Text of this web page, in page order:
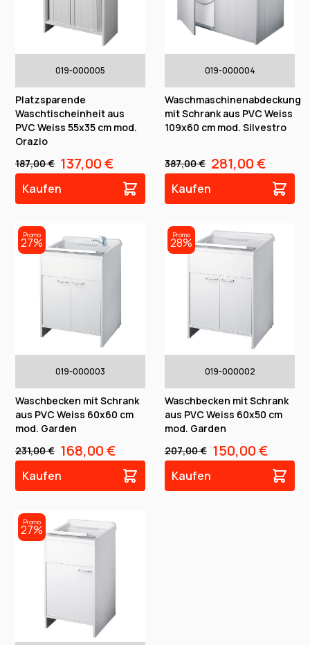
019-000005
Platzsparende
Waschtischeinheit aus
PVC Weiss 55x35 cm mod.
Orazio
187,00 € 137,00 €
Kaufen
019-000004
Waschmaschinenabdeckung
mit Schrank aus PVC Weiss
109x60 cm mod. Silvestro
387,00 € 281,00 €
Kaufen
Promo
27%
019-000003
Waschbecken mit Schrank
aus PVC Weiss 60x60 cm
mod. Garden
231,00 € 168,00 €
Kaufen
Promo
28%
019-000002
Waschbecken mit Schrank
aus PVC Weiss 60x50 cm
mod. Garden
207,00 € 150,00 €
Kaufen
Promo
27%